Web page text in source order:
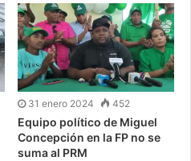
31 enero 2024 452
Equipo político de Miguel
Concepción en la FP no se
suma al PRM